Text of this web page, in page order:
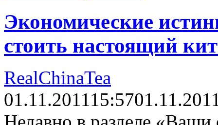
Экономические
стоить настоящий
RealChinaTea
01.11.201115:57